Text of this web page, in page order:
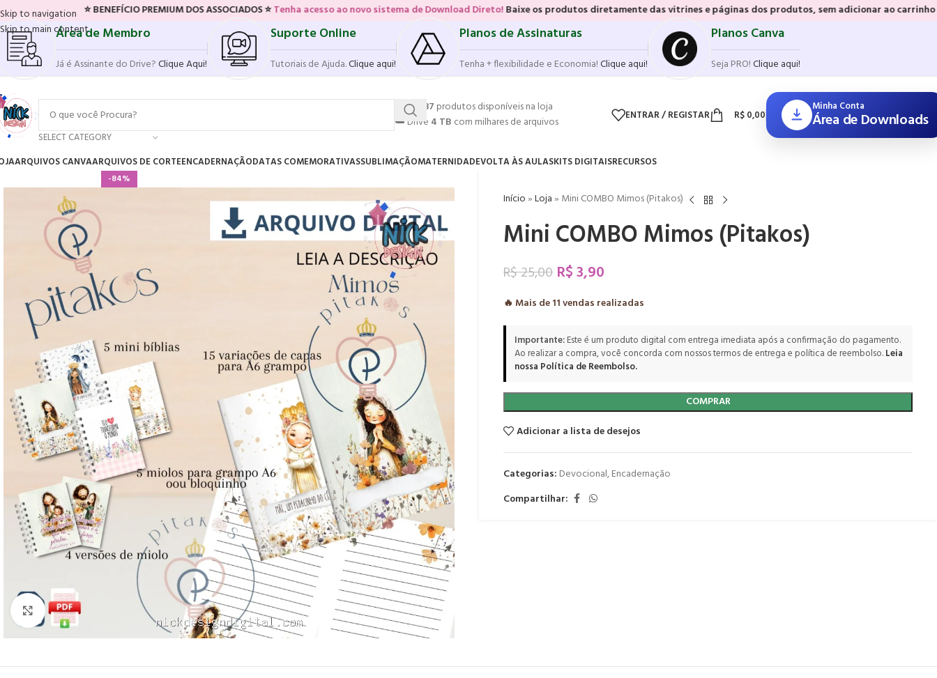
Skip to navigation
Skip to main content
⭐ BENEFÍCIO PREMIUM DOS ASSOCIADOS ⭐Tenha acesso ao novo sistema de Download Direto!Baixe os produtos diretamente das vitrines e páginas dos produtos, sem adicionar ao carrinho e sem precisar
Área de Membro
Já é Assinante do Drive?Clique Aqui!
Suporte Online
Tutoriais de Ajuda.Clique aqui!
Planos de Assinaturas
Tenha + flexibilidade e Economia!Clique aqui!
Planos Canva
Seja PRO!Clique aqui!
SELECT CATEGORY
💥17.587 produtos disponíveis na loja
☁️ Drive 4 TB com milhares de arquivos ENTRAR / REGISTAR R$0,00
Minha Conta
Área de Downloads
ARQUIVOS CANVAARQUIVOS DE CORTEENCADERNAÇÃODATAS COMEMORATIVASSUBLIMAÇÃOMATERNIDADEVOLTA ÀS AULASKITS DIGITAISRECURSOS
-84%
Click to enlarge
Início»Loja» Mini COMBO Mimos (Pitakos)
Mini COMBO Mimos (Pitakos)
R$25,00 R$3,90
🔥 Mais de11vendas realizadas
Importante:Este é um produto digital com entrega imediata após a confirmação do pagamento.
Ao realizar a compra, você concorda com nossos termos de entrega e política de reembolso.Leia
nossa Política de Reembolso.
COMPRAR
Adicionar a lista de desejos
Categorias: Devocional,Encadernação
Compartilhar: